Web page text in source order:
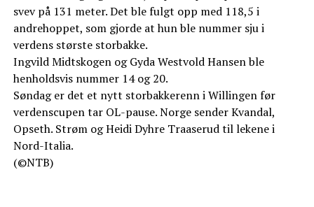
svev på 131 meter. Det ble fulgt opp med 118,5 i
andrehoppet, som gjorde at hun ble nummer sju i
verdens største storbakke.
Ingvild Midtskogen og Gyda Westvold Hansen ble
henholdsvis nummer 14 og 20.
Søndag er det et nytt storbakkerenn i Willingen før
verdenscupen tar OL-pause. Norge sender Kvandal,
Opseth. Strøm og Heidi Dyhre Traaserud til lekene i
Nord-Italia.
(©NTB)